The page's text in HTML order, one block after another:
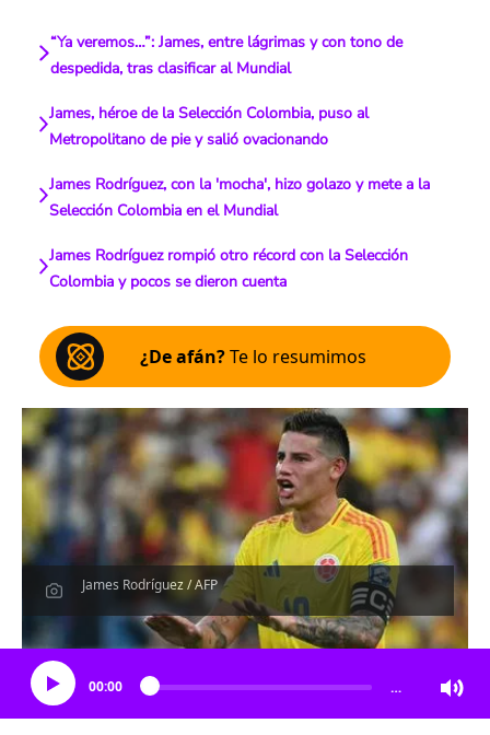
“Ya veremos…”: James, entre lágrimas y con tono de
despedida, tras clasificar al Mundial
James, héroe de la Selección Colombia, puso al
Metropolitano de pie y salió ovacionando
James Rodríguez, con la 'mocha', hizo golazo y mete a la
Selección Colombia en el Mundial
James Rodríguez rompió otro récord con la Selección
Colombia y pocos se dieron cuenta
¿De afán?Te lo resumimos
James Rodríguez / AFP
Escucha el artículo
00:00 …